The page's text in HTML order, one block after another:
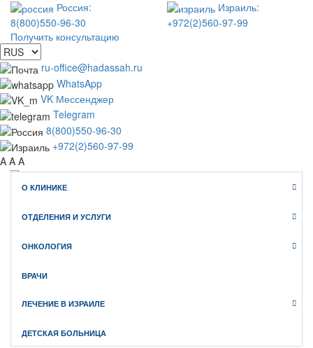
Россия:
8(800)550-96-30
Израиль:
+972(2)560-97-99
Получить консультацию
ru-office@hadassah.ru
WhatsApp
VK Мессенджер
Telegram
8(800)550-96-30
+972(2)560-97-99
A A A
WhatsApp
VK Мессенджер
О КЛИНИКЕ
ОТДЕЛЕНИЯ И УСЛУГИ
ОНКОЛОГИЯ
ВРАЧИ
ЛЕЧЕНИЕ В ИЗРАИЛЕ
ДЕТСКАЯ БОЛЬНИЦА
Главная // Гинекология в Израиле